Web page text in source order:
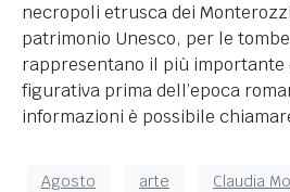
necropoli etrusca dei
patrimonio Unesco, per le
rappresentano il più importante
figurativa prima dell’epoca
informazioni è possibile
Agosto arte
Claudia